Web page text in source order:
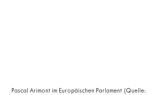
Pascal Arimont im Europäischen Parlament (Quelle: